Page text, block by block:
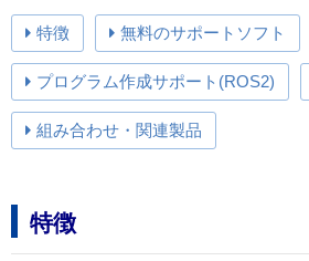
特徴 無料のサポートソフト
プログラム作成サポート(ROS2)
組み合わせ・関連製品
特徴